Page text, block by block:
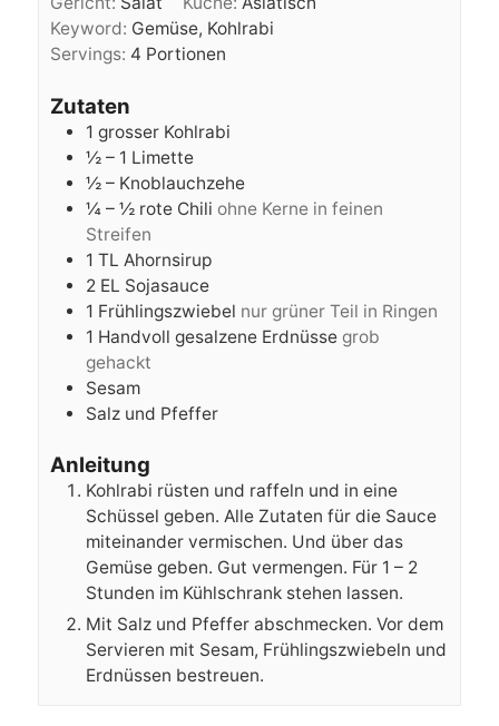
Keyword: Gemüse, Kohlrabi
Servings: 4 Portionen
Zutaten
1 grosser Kohlrabi
½ – 1 Limette
½ – Knoblauchzehe
¼ – ½ rote Chili ohne Kerne in feinen
Streifen
1 TL Ahornsirup
2 EL Sojasauce
1 Frühlingszwiebel nur grüner Teil in Ringen
1 Handvoll gesalzene Erdnüsse grob
gehackt
Sesam
Salz und Pfeffer
Anleitung
Kohlrabi rüsten und raffeln und in eine
Schüssel geben. Alle Zutaten für die Sauce
miteinander vermischen. Und über das
Gemüse geben. Gut vermengen. Für 1 – 2
Stunden im Kühlschrank stehen lassen.
Mit Salz und Pfeffer abschmecken. Vor dem
Servieren mit Sesam, Frühlingszwiebeln und
Erdnüssen bestreuen.